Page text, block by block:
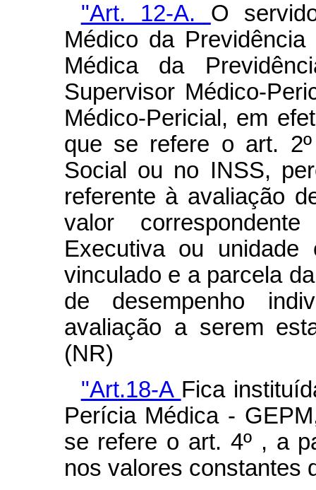
"Art. 12-A. O
Médico da
Médica da
Supervisor Médico-
Médico-Pericial, em
que se refere o art.
Social ou no INSS,
referente à avaliação
valor
Executiva ou unidade
vinculado e a parcela
de desempenho
avaliação a serem
(NR)
"Art.18-A Fica
Perícia Médica -
se refere o art. 4º , a
nos valores constantes